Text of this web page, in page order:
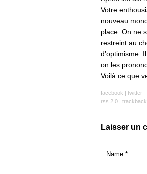
Votre
nouveau
place. On ne
restreint au
d’optimisme.
on les
Voilà ce que
facebook | twitter
rss 2.0| trackback
Laisser un